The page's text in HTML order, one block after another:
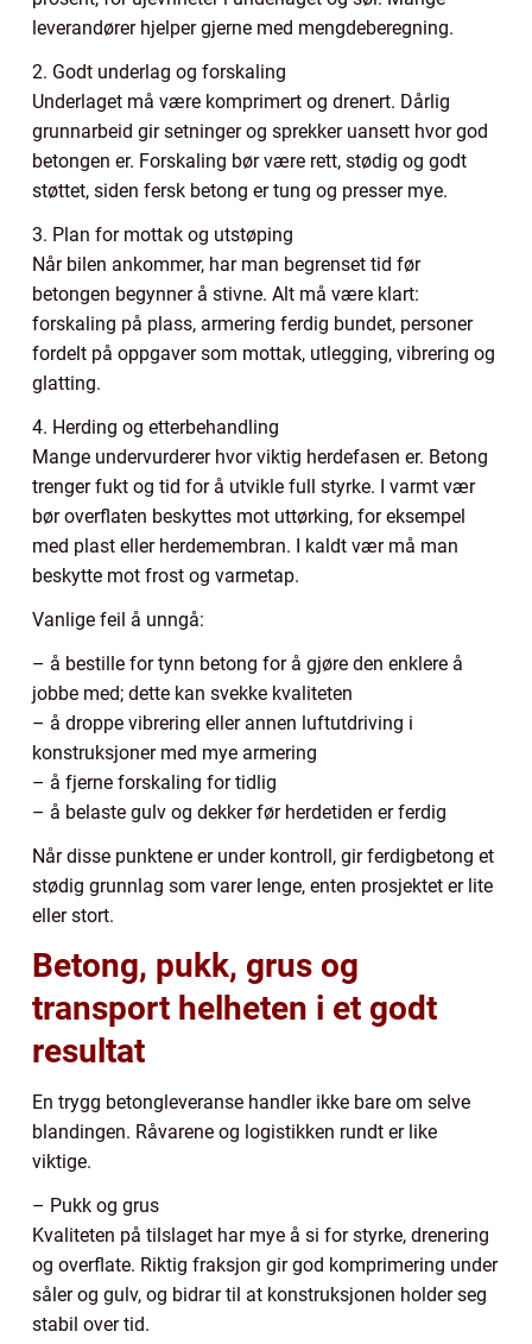
leverandører hjelper gjerne med mengdeberegning.
2. Godt underlag og forskaling
Underlaget må være komprimert og drenert. Dårlig
grunnarbeid gir setninger og sprekker uansett hvor god
betongen er. Forskaling bør være rett, stødig og godt
støttet, siden fersk betong er tung og presser mye.
3. Plan for mottak og utstøping
Når bilen ankommer, har man begrenset tid før
betongen begynner å stivne. Alt må være klart:
forskaling på plass, armering ferdig bundet, personer
fordelt på oppgaver som mottak, utlegging, vibrering og
glatting.
4. Herding og etterbehandling
Mange undervurderer hvor viktig herdefasen er. Betong
trenger fukt og tid for å utvikle full styrke. I varmt vær
bør overflaten beskyttes mot uttørking, for eksempel
med plast eller herdemembran. I kaldt vær må man
beskytte mot frost og varmetap.
Vanlige feil å unngå:
– å bestille for tynn betong for å gjøre den enklere å
jobbe med; dette kan svekke kvaliteten
– å droppe vibrering eller annen luftutdriving i
konstruksjoner med mye armering
– å fjerne forskaling for tidlig
– å belaste gulv og dekker før herdetiden er ferdig
Når disse punktene er under kontroll, gir ferdigbetong et
stødig grunnlag som varer lenge, enten prosjektet er lite
eller stort.
Betong, pukk, grus og
transport helheten i et godt
resultat
En trygg betongleveranse handler ikke bare om selve
blandingen. Råvarene og logistikken rundt er like
viktige.
– Pukk og grus
Kvaliteten på tilslaget har mye å si for styrke, drenering
og overflate. Riktig fraksjon gir god komprimering under
såler og gulv, og bidrar til at konstruksjonen holder seg
stabil over tid.